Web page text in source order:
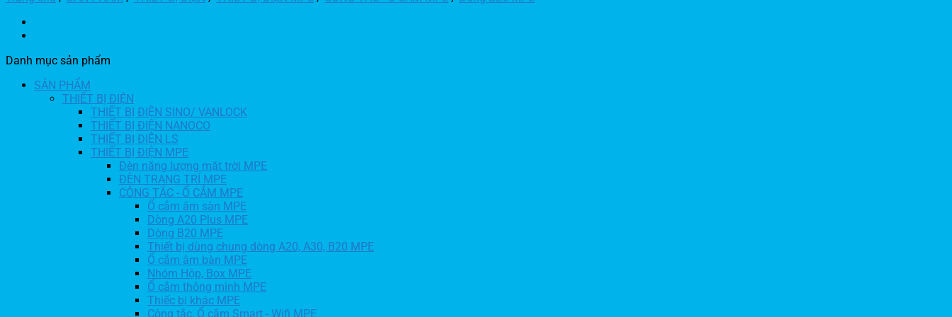
Danh mục sản phẩm
SẢN PHẨM
THIẾT BỊ ĐIỆN
THIẾT BỊ ĐIỆN SINO/ VANLOCK
THIẾT BỊ ĐIỆN NANOCO
THIẾT BỊ ĐIỆN LS
THIẾT BỊ ĐIỆN MPE
Đèn năng lượng mặt trời MPE
ĐÈN TRANG TRÍ MPE
CÔNG TẮC - Ổ CẮM MPE
Ổ cắm âm sàn MPE
Dòng A20 Plus MPE
Dòng B20 MPE
Thiết bị dùng chung dòng A20, A30, B20 MPE
Ổ cắm âm bàn MPE
Nhóm Hộp, Box MPE
Ổ cắm thông minh MPE
Thiếc bị khác MPE
Công tắc, Ổ cắm Smart - Wifi MPE